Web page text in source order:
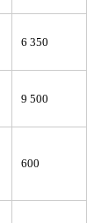
6 350
9 500
600